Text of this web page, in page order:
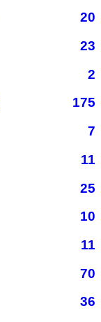
20
23
2
175
7
11
25
10
11
70
36